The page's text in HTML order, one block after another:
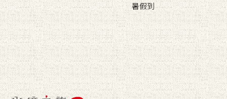
暑假到